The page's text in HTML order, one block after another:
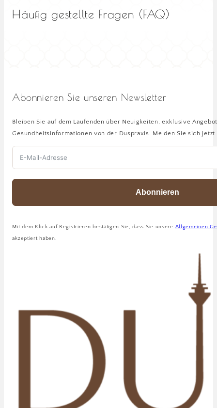
Häufig gestellte Fragen (FAQ)
Abonnieren Sie unseren Newsletter
Bleiben Sie auf dem Laufenden über Neuigkeiten, exklusive
Gesundheitsinformationen von der Duspraxis. Melden Sie sich jetzt
Abonnieren
Mit dem Klick auf Registrieren bestätigen Sie, dass Sie unsere Allgemeinen
akzeptiert haben.